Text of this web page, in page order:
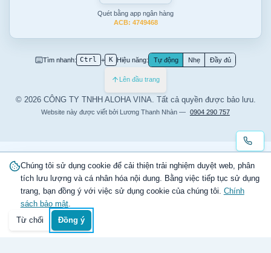
Quét bằng app ngân hàng
ACB: 4749468
Tìm nhanh: Ctrl + K Hiệu năng: Tự động Nhẹ Đầy đủ
Lên đầu trang
© 2026 CÔNG TY TNHH ALOHA VINA. Tất cả quyền được bảo lưu.
Website này được viết bởi Lương Thanh Nhàn — 0904 290 757
Chúng tôi sử dụng cookie để cải thiện trải nghiệm duyệt web, phân
tích lưu lượng và cá nhân hóa nội dung. Bằng việc tiếp tục sử dụng
trang, bạn đồng ý với việc sử dụng cookie của chúng tôi. Chính
sách bảo mật.
Từ chối
Đồng ý
Trang chủ Danh mục